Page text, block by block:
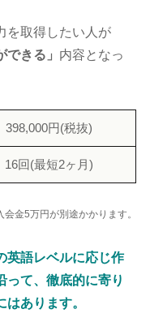
を取得したい人が
きる」 内容となっ
398,000円(税抜)
16回(最短2ヶ月)
金5万円が別途かかります。
英語レベルに応じ作
って、徹底的に寄り
あります。